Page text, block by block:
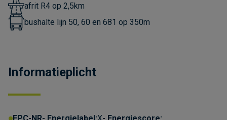
afrit R4 op 2,5km
bushalte lijn 50, 60 en 681 op 350m
Informatieplicht